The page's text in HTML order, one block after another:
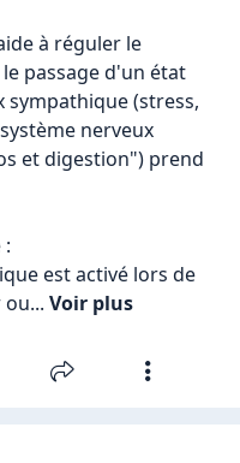
à réguler le
passage d'un état
sympathique (stress,
nerveux
et digestion") prend
est activé lors de
Voir plus